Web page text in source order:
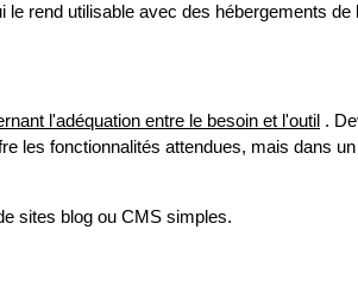
rend utilisable avec des hébergements de
l'adéquation entre le besoin et l'outil .
les fonctionnalités attendues, mais dans
sites blog ou CMS simples.